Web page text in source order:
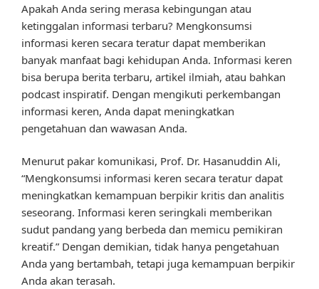
Apakah Anda sering merasa kebingungan atau
ketinggalan informasi terbaru? Mengkonsumsi
informasi keren secara teratur dapat memberikan
banyak manfaat bagi kehidupan Anda. Informasi keren
bisa berupa berita terbaru, artikel ilmiah, atau bahkan
podcast inspiratif. Dengan mengikuti perkembangan
informasi keren, Anda dapat meningkatkan
pengetahuan dan wawasan Anda.
Menurut pakar komunikasi, Prof. Dr. Hasanuddin Ali,
“Mengkonsumsi informasi keren secara teratur dapat
meningkatkan kemampuan berpikir kritis dan analitis
seseorang. Informasi keren seringkali memberikan
sudut pandang yang berbeda dan memicu pemikiran
kreatif.” Dengan demikian, tidak hanya pengetahuan
Anda yang bertambah, tetapi juga kemampuan berpikir
Anda akan terasah.